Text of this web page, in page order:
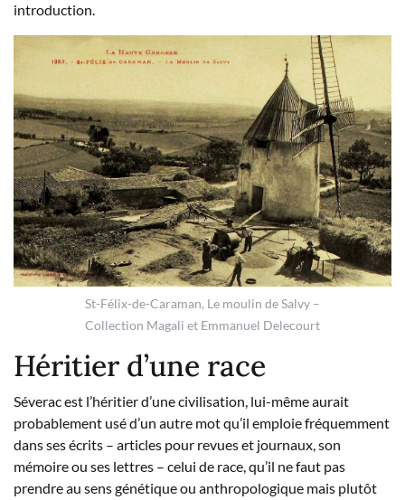
introduction.
St-Félix-de-Caraman, Le moulin de Salvy –
Collection Magali et Emmanuel Delecourt
Héritier d’une race
Séverac est l’héritier d’une civilisation, lui-même aurait
probablement usé d’un autre mot qu’il emploie fréquemment
dans ses écrits – articles pour revues et journaux, son
mémoire ou ses lettres – celui de race, qu’il ne faut pas
prendre au sens génétique ou anthropologique mais plutôt